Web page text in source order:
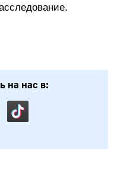
на нас в: